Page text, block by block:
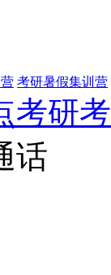
考研暑假集训营
考研
话